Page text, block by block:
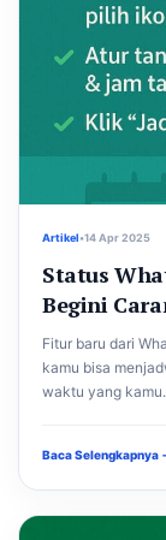
Artikel•14 Apr 2025
Status
Begini
Fitur baru dari
kamu bisa
waktu yang
Baca Selengkapnya